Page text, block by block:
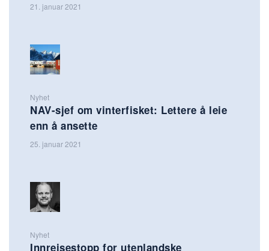
21. januar 2021
Nyhet
NAV-sjef om vinterfisket: Lettere å leie
enn å ansette
25. januar 2021
Nyhet
Innreisestopp for utenlandske